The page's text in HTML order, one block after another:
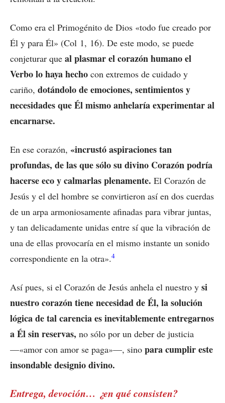
Como era el Primogénito de Dios «todo fue creado por
Él y para Él» (Col 1, 16). De este modo, se puede
conjeturar que al plasmar el corazón humano el
Verbo lo haya hecho con extremos de cuidado y
cariño, dotándolo de emociones, sentimientos y
necesidades que Él mismo anhelaría experimentar al
encarnarse.
En ese corazón, «incrustó aspiraciones tan
profundas, de las que sólo su divino Corazón podría
hacerse eco y calmarlas plenamente. El Corazón de
Jesús y el del hombre se convirtieron así en dos cuerdas
de un arpa armoniosamente afinadas para vibrar juntas,
y tan delicadamente unidas entre sí que la vibración de
una de ellas provocaría en el mismo instante un sonido
correspondiente en la otra».4
Así pues, si el Corazón de Jesús anhela el nuestro y si
nuestro corazón tiene necesidad de Él, la solución
lógica de tal carencia es inevitablemente entregarnos
a Él sin reservas, no sólo por un deber de justicia
—«amor con amor se paga»—, sino para cumplir este
insondable designio divino.
Entrega, devoción… ¿en qué consisten?